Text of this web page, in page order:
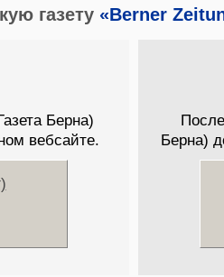
газету «Berner
Берна)
вебсайте.
Берна)